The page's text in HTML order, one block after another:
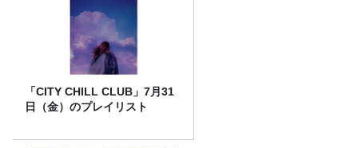
「CITY CHILL CLUB」7月31
日（金）のプレイリスト